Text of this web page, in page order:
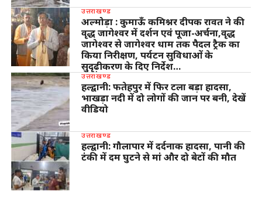
उत्तराखण्ड
अल्मोड़ा : कुमाऊँ कमिश्नर दीपक रावत ने की
वृद्ध जागेश्वर में दर्शन एवं पूजा-अर्चना,वृद्ध
जागेश्वर से जागेश्वर धाम तक पैदल ट्रैक का
किया निरीक्षण, पर्यटन सुविधाओं के
सुदृढ़ीकरण के दिए निर्देश…
उत्तराखण्ड
हल्द्वानी: फतेहपुर में फिर टला बड़ा हादसा,
भाखड़ा नदी में दो लोगों की जान पर बनी, देखें
वीडियो
उत्तराखण्ड
हल्द्वानी: गौलापार में दर्दनाक हादसा, पानी की
टंकी में दम घुटने से मां और दो बेटों की मौत